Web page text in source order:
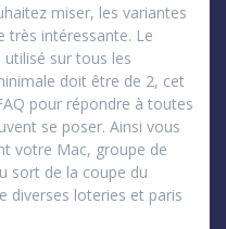
miser, les variantes
très intéressante. Le
sur tous les
doit être de 2, cet
pour répondre à toutes
se poser. Ainsi vous
votre Mac, groupe de
sort de la coupe du
diverses loteries et paris